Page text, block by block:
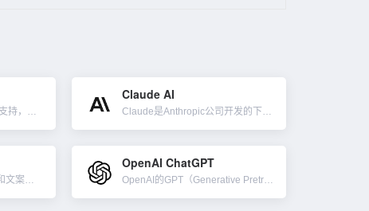
这个工具由ChatGPT提供支持，可以上传pdf、docx、jpg、png、mov、pptx、mp3、mp4、txt、csv、m4a等格式文件，限制文件大小100MB，然后快速分析和总结这些文件，只需...
Claude AI
Claude是Anthropic公司开发的下一代人工智能助手。Claude能够很好的完成文本处理任务，帮助用户产出优质内容，并保持高度的可靠性。它可以协助总结、搜索、创造性和协作性写作、问答、编码等。...
一款由AI驱动的写作助手和文案内容生成工具。利用了先进的自然语言处理（NLP）技术和深度学习算法，以辅助用户快速、轻松地创建高质量的文字内容。Jasper AI 主要针对内容创作者、博主、营销人员以及...
OpenAI ChatGPT
OpenAI的GPT（Generative Pretrained Transformer）是一个基于transformer架构的神经网络模型，它以无监督的方式在大量的文本数据语料库中进行训练。Chat...